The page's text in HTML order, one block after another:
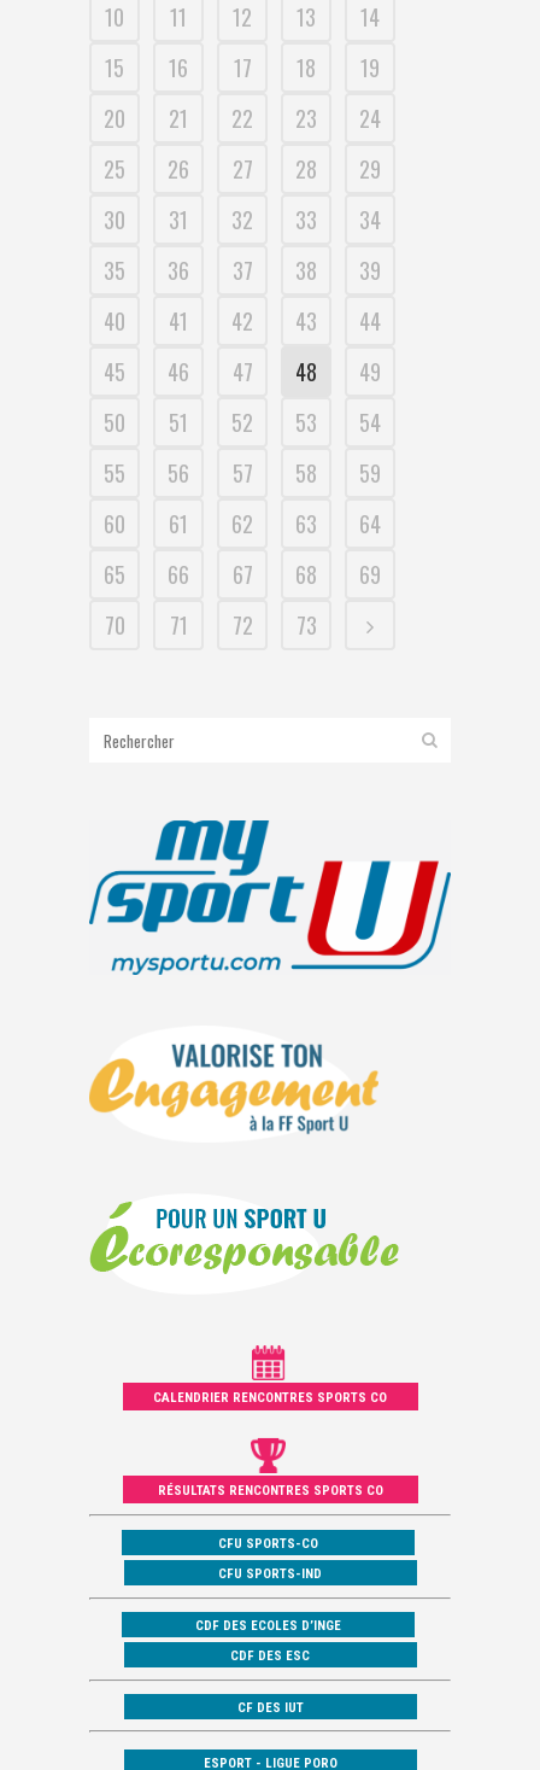
10
11 12 13
14
15
16 17 18
19
20
21 22 23
24
25
26 27 28
29
30
31 32 33
34
35
36 37 38
39
40
41 42 43
44
45
46 47 48
49
50
51 52 53
54
55
56 57 58
59
60
61 62 63
64
65
66 67 68
69
70
71 72 73
CALENDRIER RENCONTRES SPORTS CO
RÉSULTATS RENCONTRES SPORTS CO
CFU SPORTS-CO
CFU SPORTS-IND
CDF DES ECOLES D’INGE
CDF DES ESC
CF DES IUT
ESPORT - LIGUE PORO